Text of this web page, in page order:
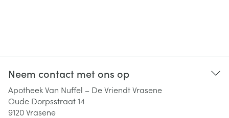
Neem contact met ons op
Apotheek Van Nuffel – De Vriendt Vrasene
Oude Dorpsstraat 14
9120Vrasene